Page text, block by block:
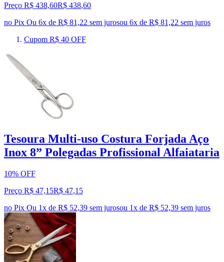
Preço R$ 438,60R$ 438,60
no Pix Ou 6x de R$ 81,22 sem jurosou 6x de R$ 81,22 sem juros
Cupom R$ 40 OFF
Tesoura Multi-uso Costura Forjada Aço
Inox 8” Polegadas Profissional Alfaiataria
10% OFF
Preço R$ 47,15R$ 47,15
no Pix Ou 1x de R$ 52,39 sem jurosou 1x de R$ 52,39 sem juros